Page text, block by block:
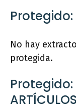
Protegido:
No hay
protegida.
Protegido:
ARTÍCULOS